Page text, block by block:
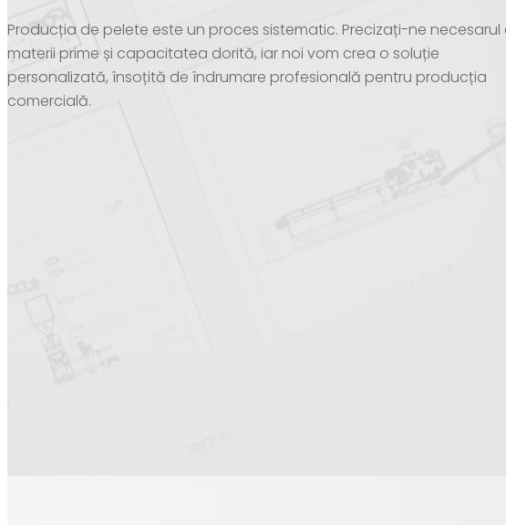
Producția de pelete este un proces sistematic. Precizați-ne necesarul
materii prime și capacitatea dorită, iar noi vom crea o soluție
personalizată, însoțită de îndrumare profesională pentru producția
comercială.